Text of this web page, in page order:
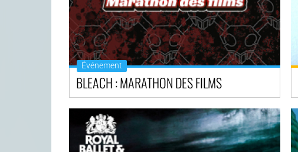
Événement
BLEACH : MARATHON DES FILMS